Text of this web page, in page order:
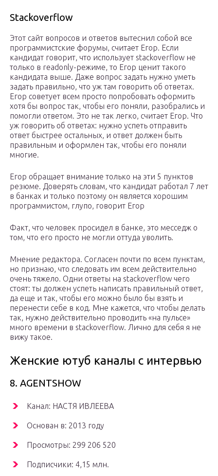
Stackoverflow
Этот сайт вопросов и ответов вытеснил собой все
программистские форумы, считает Егор. Если
кандидат говорит, что использует stackoverflow не
только в readonly-режиме, то Егор ценит такого
кандидата выше. Даже вопрос задать нужно уметь
задать правильно, что уж там говорить об ответах.
Егор советует всем просто попробовать оформить
хотя бы вопрос так, чтобы его поняли, разобрались и
помогли ответом. Это не так легко, считает Егор. Что
уж говорить об ответах: нужно успеть отправить
ответ быстрее остальных, и ответ должен быть
правильным и оформлен так, чтобы его поняли
многие.
Егор обращает внимание только на эти 5 пунктов
резюме. Доверять словам, что кандидат работал 7 лет
в банках и только поэтому он является хорошим
программистом, глупо, говорит Егор
Факт, что человек просидел в банке, это месседж о
том, что его просто не могли оттуда уволить.
Мнение редактора. Согласен почти по всем пунктам,
но признаю, что следовать им всем действительно
очень тяжело. Одни ответы на stackoverflow чего
стоят: ты должен успеть написать правильный ответ,
да еще и так, чтобы его можно было бы взять и
перенести себе в код. Мне кажется, что чтобы делать
так, нужно действительно проводить «на пульсе»
много времени в stackoverflow. Лично для себя я не
вижу такое.
Женские ютуб каналы с интервью
8. AGENTSHOW
Канал: НАСТЯ ИВЛЕЕВА
Основан в: 2013 году
Просмотры: 299 206 520
Подписчики: 4,15 млн.